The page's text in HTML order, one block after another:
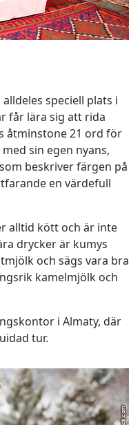
speciell plats i
får lära sig att rida
åtminstone 21 ord för
sin egen nyans,
beskriver färgen på
en värdefull
alltid kött och är inte
drycker är kumys
och sägs vara bra
kamelmjölk och
i Almaty, där
tur.